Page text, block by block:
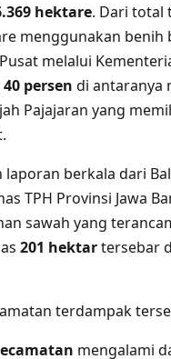
hektare. Dari total
menggunakan benih
melalui
40 persen di antaranya
Pajajaran yang
laporan berkala dari
TPH Provinsi Jawa
sawah yang
201 hektartersebar
terdampak
mengalami